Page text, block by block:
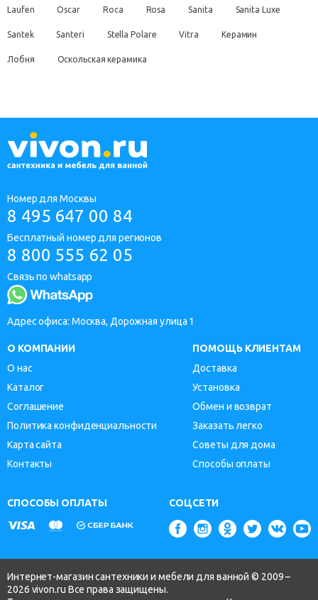
Laufen Oscar Roca Rosa Sanita Sanita Luxe
Santek Santeri Stella Polare Vitra Керамин
Лобня Оскольская керамика
Номер для Москвы
8 495 647 00 84
Бесплатный номер для регионов
8 800 555 62 05
Связь по whatsapp
Адрес офиса: Москва, Дорожная улица 1
О КОМПАНИИ
О нас
Каталог
Соглашение
Политика конфиденциальности
Карта сайта
Контакты
ПОМОЩЬ КЛИЕНТАМ
Доставка
Установка
Обмен и возврат
Заказать легко
Советы для дома
Способы оплаты
СПОСОБЫ ОПЛАТЫ СОЦСЕТИ
Интернет-магазин сантехники и мебели для ванной © 2009 –
2026 vivon.ru Все права защищены.